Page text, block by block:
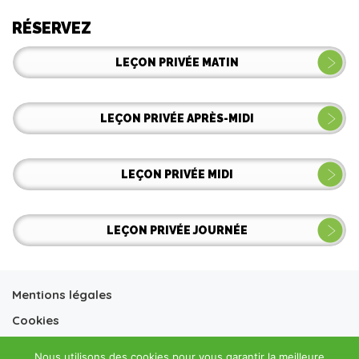
RÉSERVEZ
LEÇON PRIVÉE MATIN
LEÇON PRIVÉE APRÈS-MIDI
LEÇON PRIVÉE MIDI
LEÇON PRIVÉE JOURNÉE
Mentions légales
Cookies